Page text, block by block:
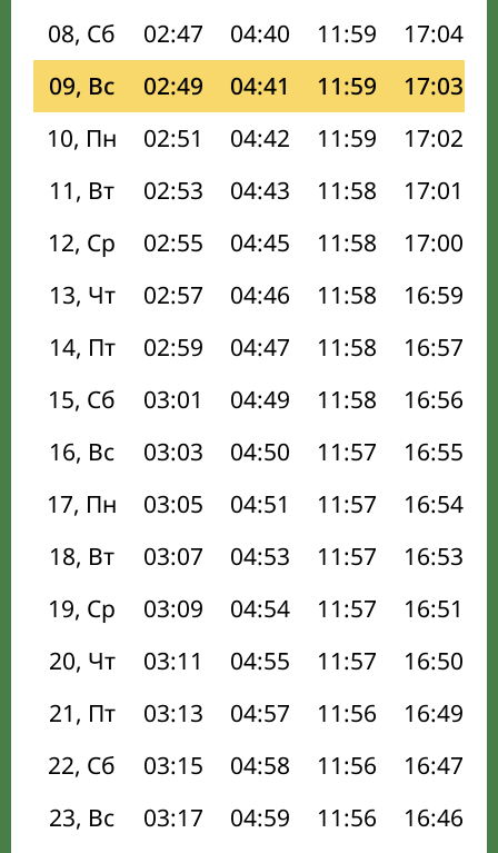
08, Сб
02:47 04:40 11:59 17:04
09, Вс
02:49 04:41 11:59 17:03
10, Пн
02:51 04:42 11:59 17:02
11, Вт
02:53 04:43 11:58 17:01
12, Ср
02:55 04:45 11:58 17:00
13, Чт
02:57 04:46 11:58 16:59
14, Пт
02:59 04:47 11:58 16:57
15, Сб
03:01 04:49 11:58 16:56
16, Вс
03:03 04:50 11:57 16:55
17, Пн
03:05 04:51 11:57 16:54
18, Вт
03:07 04:53 11:57 16:53
19, Ср
03:09 04:54 11:57 16:51
20, Чт
03:11 04:55 11:57 16:50
21, Пт
03:13 04:57 11:56 16:49
22, Сб
03:15 04:58 11:56 16:47
23, Вс
03:17 04:59 11:56 16:46